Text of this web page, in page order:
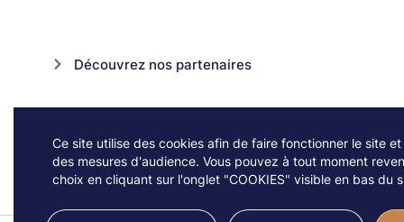
Ce site utilise des cookies afin de faire fonctionner le site
des mesures d'audience. Vous pouvez à tout moment
choix en cliquant sur l'onglet "COOKIES" visible en bas du
Découvrez nos partenaires